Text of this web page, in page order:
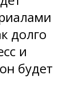
долго
и
будет